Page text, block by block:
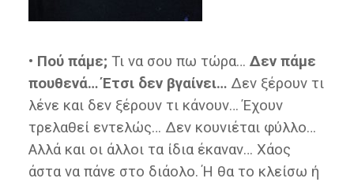
• Πού πάμε; Τι να σου πω τώρα… Δεν πάμε
πουθενά… Έτσι δεν βγαίνει…Δεν ξέρουν τι
λένε και δεν ξέρουν τι κάνουν… Έχουν
τρελαθεί εντελώς… Δεν κουνιέται φύλλο…
Αλλά και οι άλλοι τα ίδια έκαναν… Χάος
άστα να πάνε στο διάολο. Ή θα το κλείσω ή